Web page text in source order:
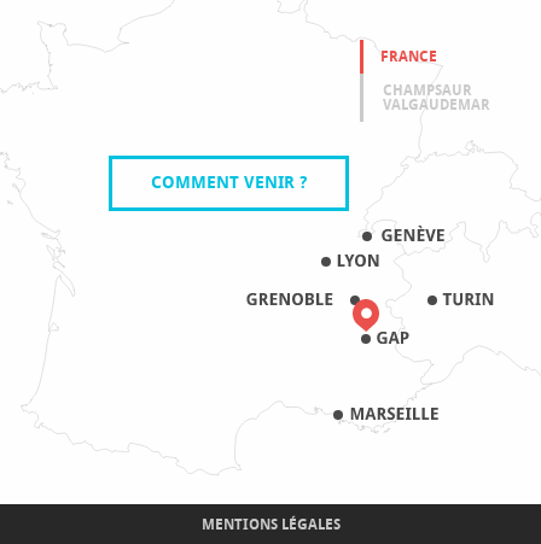
FRANCE
CHAMPSAUR
VALGAUDEMAR
COMMENT VENIR ?
MENTIONS LÉGALES